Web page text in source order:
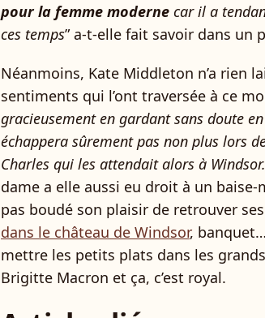
pour la femme moderne car il a
ces temps” a-t-elle fait savoir dans un
Néanmoins, Kate Middleton n’a rien
sentiments qui l’ont traversée à ce
gracieusement en gardant sans doute
échappera sûrement pas non plus lors
Charles qui les attendait alors à Windsor.
dame a elle aussi eu droit à un baise-
pas boudé son plaisir de retrouver
dans le château de Windsor,
mettre les petits plats dans les
Brigitte Macron et ça, c’est royal.